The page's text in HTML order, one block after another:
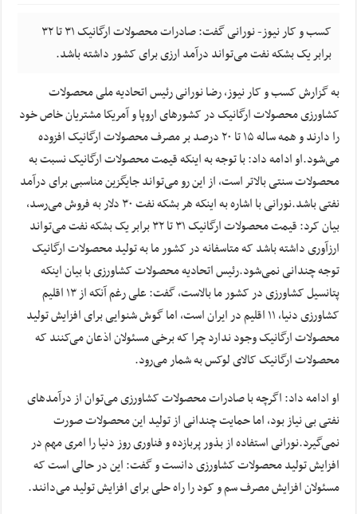
کسب و کار نیوز- نورانی گفت: صادرات محصولات ارگانیک ۳۱ تا ۳۲
برابر یک بشکه نفت می‌تواند درآمد ارزی برای کشور داشته باشد.
به گزارش کسب و کار نیوز، ‌رضا نورانی رئیس اتحادیه ملی محصولات
کشاورزی محصولات ارگانیک در کشور‌های اروپا و آمریکا مشتریان خاص خود
را دارند و همه ساله ۱۵ تا ۲۰ درصد بر مصرف محصولات ارگانیک افزوده
می‌شود.او ادامه داد: با توجه به اینکه قیمت محصولات ارگانیک نسبت به
محصولات سنتی بالاتر است، از این رو می‌تواند جایگزین مناسبی برای درآمد
نفتی باشد.نورانی با اشاره به اینکه هر بشکه نفت ۳۰ دلار به فروش می‌رسد،
بیان کرد: قیمت محصولات ارگانیک ۳۱ تا ۳۲ برابر یک بشکه نفت می‌تواند
ارزآوری داشته باشد که متاسفانه در کشور ما به تولید محصولات ارگانیک
توجه چندانی نمی‌شود.رئیس اتحادیه محصولات کشاورزی با بیان اینکه
پتانسیل کشاورزی در کشور ما بالاست، گفت: علی رغم آنکه از ۱۳ اقلیم
کشاورزی دنیا، ۱۱ اقلیم در ایران است، اما گوش شنوایی برای افزایش تولید
محصولات ارگانیک وجود ندارد چرا که برخی مسئولان اذعان می‌کنند که
محصولات ارگانیک کالای لوکس به شمار می‌رود.
او ادامه داد: اگرچه با صادرات محصولات کشاورزی می‌توان از درآمد‌های
نفتی بی نیاز بود، اما حمایت چندانی از تولید این محصولات صورت
نمی‌گیرد.نورانی استفاده از بذور پربازده و فناوری روز دنیا را امری مهم در
افزایش تولید محصولات کشاورزی دانست و گفت: این در حالی است که
مسئولان افزایش مصرف سم و کود را راه حلی برای افزایش تولید می‌دانند.